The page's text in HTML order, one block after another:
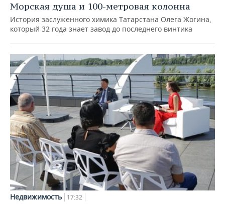
Морская душа и 100-метровая колонна
История заслуженного химика Татарстана Олега Жогина,
который 32 года знает завод до последнего винтика
Недвижимость 17:32